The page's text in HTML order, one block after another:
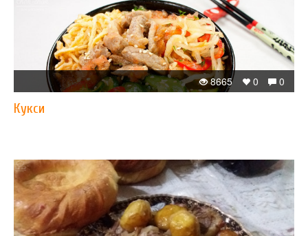
0
0
8665
Кукси